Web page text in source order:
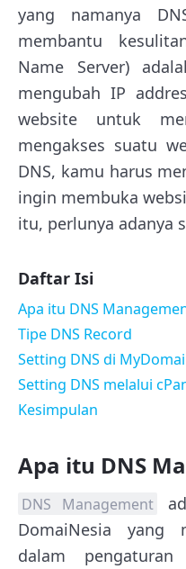
yang namanya
membantu
Name Server)
mengubah IP
website untuk
mengakses suatu
DNS, kamu harus
ingin membuka
itu, perlunya adanya
Daftar Isi
Apa itu DNS
Tipe DNS Record
Setting DNS di
Setting DNS melalui
Kesimpulan
Apa itu DNS
DNS Management
DomaiNesia yang
dalam